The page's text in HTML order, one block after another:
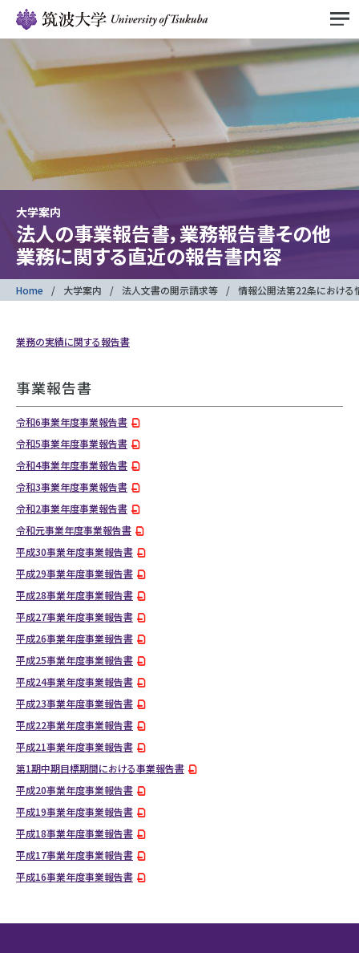
大学案内
法人の事業報告書，業務報告書その他
業務に関する直近の報告書内容
Home 大学案内 法人文書の開示請求等 情報公開法第22条における
業務の実績に関する報告書
事業報告書
令和6事業年度事業報告書
令和5事業年度事業報告書
令和4事業年度事業報告書
令和3事業年度事業報告書
令和2事業年度事業報告書
令和元事業年度事業報告書
平成30事業年度事業報告書
平成29事業年度事業報告書
平成28事業年度事業報告書
平成27事業年度事業報告書
平成26事業年度事業報告書
平成25事業年度事業報告書
平成24事業年度事業報告書
平成23事業年度事業報告書
平成22事業年度事業報告書
平成21事業年度事業報告書
第1期中期目標期間における事業報告書
平成20事業年度事業報告書
平成19事業年度事業報告書
平成18事業年度事業報告書
平成17事業年度事業報告書
平成16事業年度事業報告書